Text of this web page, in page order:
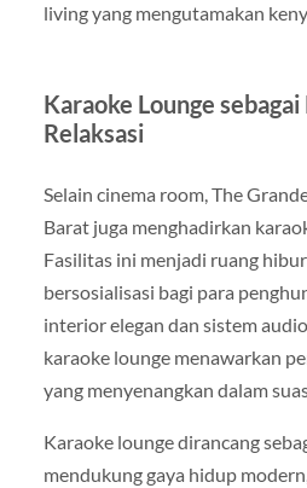
living yang mengutamakan
Karaoke Lounge sebagai
Relaksasi
Selain cinema room, The
Barat juga menghadirkan
Fasilitas ini menjadi ruang
bersosialisasi bagi para
interior elegan dan sistem
karaoke lounge menawarkan
yang menyenangkan dalam
Karaoke lounge dirancang
mendukung gaya hidup